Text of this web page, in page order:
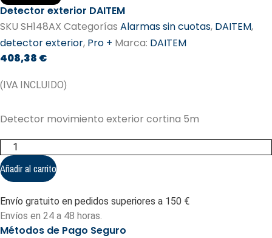
Detector exterior DAITEM
SKU SH148AX Categorías Alarmas sin cuotas, DAITEM,
detector exterior, Pro + Marca: DAITEM​
408,38 €
(IVA INCLUIDO)
Detector movimiento exterior cortina 5m
Detector
exterior
DAITEM
cantidad
Añadir al carrito
Envío gratuito en pedidos superiores a 150 €
Envíos en 24 a 48 horas.
Métodos de Pago Seguro